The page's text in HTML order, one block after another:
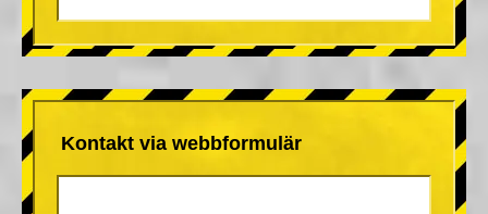
Kontakt via webbformulär